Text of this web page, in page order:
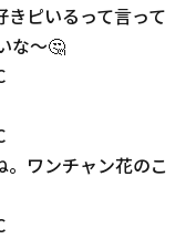
ピいるって言って
な〜🤔
ワンチャン花のこ